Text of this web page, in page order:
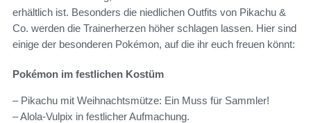
erhältlich ist. Besonders die niedlichen Outfits von Pikachu &
Co. werden die Trainerherzen höher schlagen lassen. Hier sind
einige der besonderen Pokémon, auf die ihr euch freuen könnt:
Pokémon im festlichen Kostüm
– Pikachu mit Weihnachtsmütze: Ein Muss für Sammler!
– Alola-Vulpix in festlicher Aufmachung.